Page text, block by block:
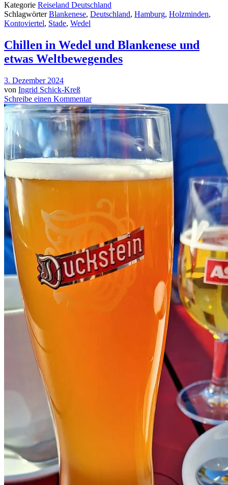
Kategorie Reiseland Deutschland
SchlagwörterBlankenese, Deutschland, Hamburg, Holzminden,
Kontoviertel, Stade, Wedel
Chillen in Wedel und Blankenese und
etwas Weltbewegendes
3. Dezember 2024
von Ingrid Schick-Kreß
Schreibe einen Kommentar